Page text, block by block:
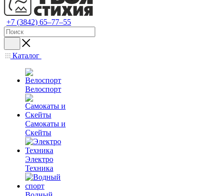
+7 (3842) 65–77–55
Каталог
Велоспорт
Самокаты и
Скейты
Электро
Техника